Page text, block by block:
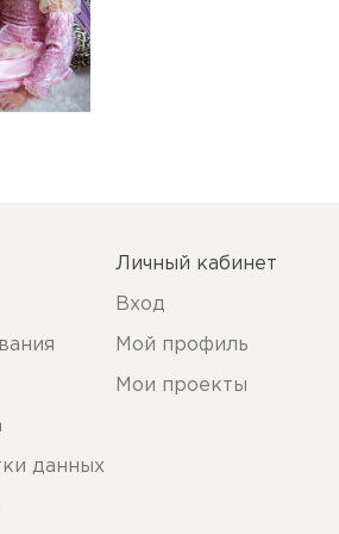
данных
Личный кабинет
Вход
Мой профиль
Мои проекты